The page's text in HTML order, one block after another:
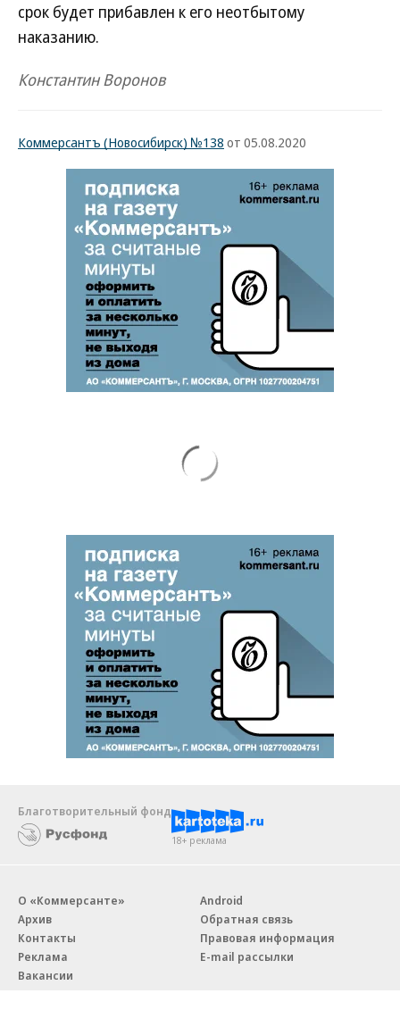
срок будет прибавлен к его неотбытому
наказанию.
Константин Воронов
Коммерсантъ (Новосибирск) №138 от 05.08.2020
Благотворительный фонд
18+ реклама
О «Коммерсанте»
Архив
Контакты
Реклама
Вакансии
Android
Обратная связь
Правовая информация
E-mail рассылки